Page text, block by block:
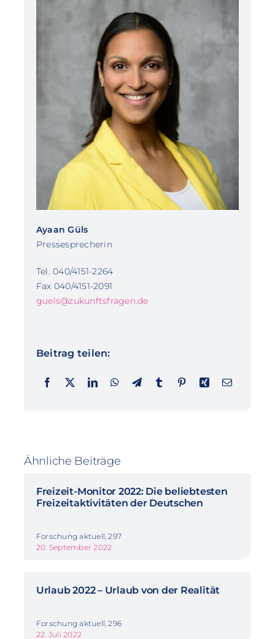
Ayaan Güls
Pressesprecherin
Tel. 040/4151-2264
Fax 040/4151-2091
guels@zukunftsfragen.de
Beitrag teilen:
Ähnliche Beiträge
Freizeit-Monitor 2022: Die beliebtesten
Freizeitaktivitäten der Deutschen
Forschung aktuell, 297
20. September 2022
Urlaub 2022 – Urlaub von der Realität
Forschung aktuell, 296
22. Juli 2022